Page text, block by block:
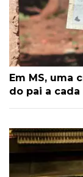
Em MS, uma
do pai a cada